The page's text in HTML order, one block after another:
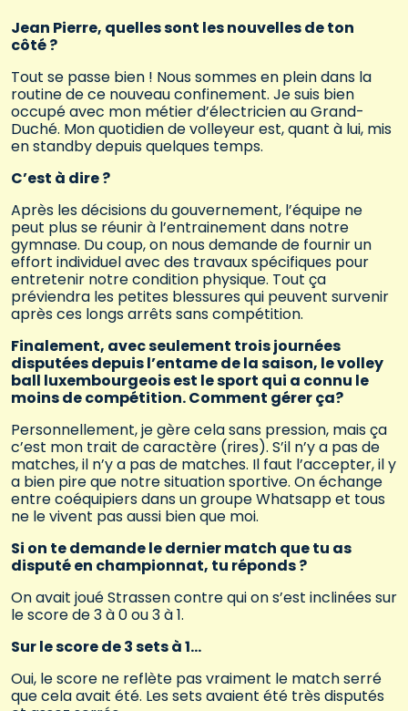
Jean Pierre, quelles sont les nouvelles de ton
côté ?
Tout se passe bien ! Nous sommes en plein dans la
routine de ce nouveau confinement. Je suis bien
occupé avec mon métier d’électricien au Grand-
Duché. Mon quotidien de volleyeur est, quant à lui, mis
en standby depuis quelques temps.
C’est à dire ?
Après les décisions du gouvernement, l’équipe ne
peut plus se réunir à l’entrainement dans notre
gymnase. Du coup, on nous demande de fournir un
effort individuel avec des travaux spécifiques pour
entretenir notre condition physique. Tout ça
préviendra les petites blessures qui peuvent survenir
après ces longs arrêts sans compétition.
Finalement, avec seulement trois journées
disputées depuis l’entame de la saison, le volley
ball luxembourgeois est le sport qui a connu le
moins de compétition. Comment gérer ça?
Personnellement, je gère cela sans pression, mais ça
c’est mon trait de caractère (rires). S’il n’y a pas de
matches, il n’y a pas de matches. Il faut l’accepter, il y
a bien pire que notre situation sportive. On échange
entre coéquipiers dans un groupe Whatsapp et tous
ne le vivent pas aussi bien que moi.
Si on te demande le dernier match que tu as
disputé en championnat, tu réponds ?
On avait joué Strassen contre qui on s’est inclinées sur
le score de 3 à 0 ou 3 à 1.
Sur le score de 3 sets à 1…
Oui, le score ne reflète pas vraiment le match serré
que cela avait été. Les sets avaient été très disputés